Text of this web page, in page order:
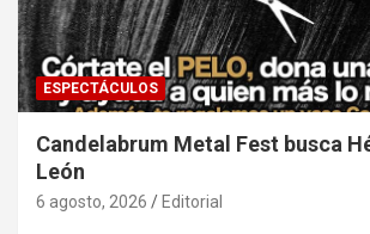
ESPECTÁCULOS
Candelabrum Metal Fest busca
León
6 agosto, 2026 Editorial